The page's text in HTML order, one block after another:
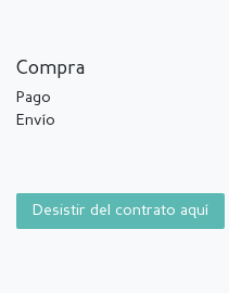
Compra
Pago
Envío
Desistir del contrato aquí